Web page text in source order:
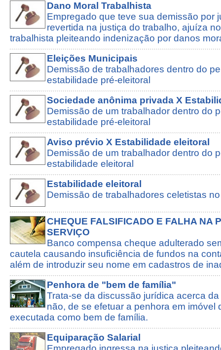
Dano Moral Trabalhista
Empregado que teve sua demissão por
revertida na justiça do trabalho, ajuíza
trabalhista pleiteando indenização por danos
Eleições Municipais
Demissão de trabalhadores dentro do
estabilidade pré-eleitoral
Sociedade anônima privada X
Demissão de um trabalhador dentro do
estabilidade pré-eleitoral
Aviso prévio X Estabilidade eleitoral
Demissão de um trabalhador dentro do
estabilidade eleitoral
Estabilidade eleitoral
Demissão de trabalhadores celetistas
CHEQUE FALSIFICADO E FALHA NA
SERVIÇO
Banco compensa cheque adulterado
cautela causando insuficiência de fundos na
além de introduzir seu nome em cadastros de
Penhora de "bem de família"
Trata-se da discussão jurídica acerca
não, de se efetuar a penhora em imóvel
executada como bem de família.
Equiparação Salarial